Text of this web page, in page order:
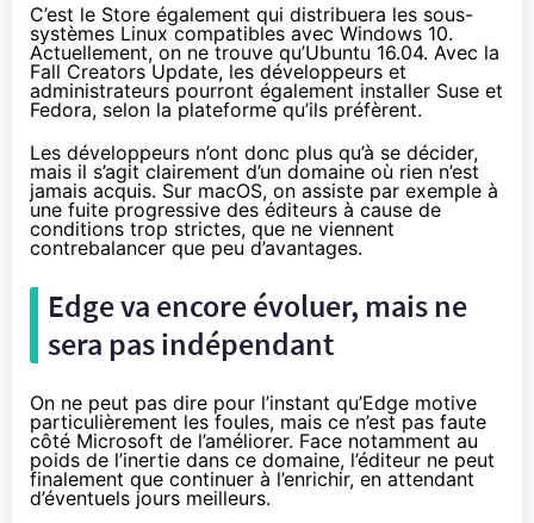
C’est le Store également qui distribuera les sous-
systèmes Linux compatibles avec Windows 10.
Actuellement, on ne trouve qu’Ubuntu 16.04. Avec la
Fall Creators Update, les développeurs et
administrateurs pourront également installer Suse et
Fedora, selon la plateforme qu’ils préfèrent.
Les développeurs n’ont donc plus qu’à se décider,
mais il s’agit clairement d’un domaine où rien n’est
jamais acquis. Sur macOS, on assiste par exemple à
une fuite progressive des éditeurs à cause de
conditions trop strictes, que ne viennent
contrebalancer que peu d’avantages.
Edge va encore évoluer, mais ne
sera pas indépendant
On ne peut pas dire pour l’instant qu’Edge motive
particulièrement les foules, mais ce n’est pas faute
côté Microsoft de l’améliorer. Face notamment au
poids de l’inertie dans ce domaine, l’éditeur ne peut
finalement que continuer à l’enrichir, en attendant
d’éventuels jours meilleurs.